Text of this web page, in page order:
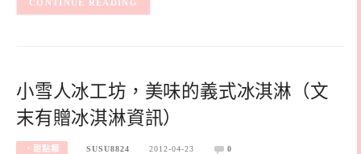
CONTINUE READING
小雪人冰工坊，美味的義式冰淇淋（文
末有贈冰淇淋資訊）
‧甜點類 SUSU8824 2012-04-23 0